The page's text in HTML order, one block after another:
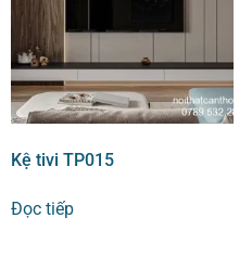
Kệ tivi TP015
Đọc tiếp